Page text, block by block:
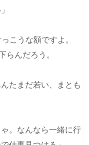
こうな額ですよ。
らんだろう。
たまだ若い、まとも
。なんなら一緒に行